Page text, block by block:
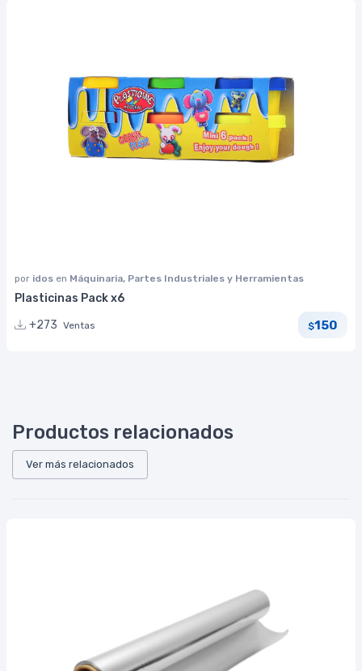
por idos en Máquinaria, Partes Industriales y Herramientas
Plasticinas Pack x6
+273 Ventas $150
Productos relacionados
Ver más relacionados